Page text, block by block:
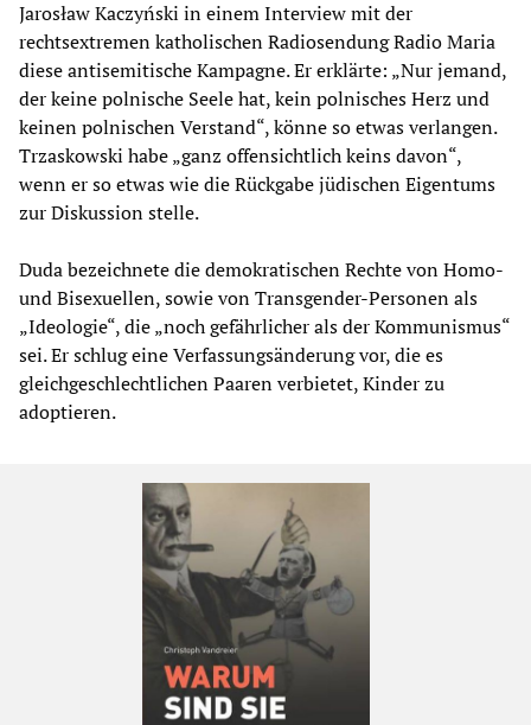
Jarosław Kaczyński in einem Interview mit der
rechtsextremen katholischen Radiosendung Radio Maria
diese antisemitische Kampagne. Er erklärte: „Nur jemand,
der keine polnische Seele hat, kein polnisches Herz und
keinen polnischen Verstand“, könne so etwas verlangen.
Trzaskowski habe „ganz offensichtlich keins davon“,
wenn er so etwas wie die Rückgabe jüdischen Eigentums
zur Diskussion stelle.
Duda bezeichnete die demokratischen Rechte von Homo-
und Bisexuellen, sowie von Transgender-Personen als
„Ideologie“, die „noch gefährlicher als der Kommunismus“
sei. Er schlug eine Verfassungsänderung vor, die es
gleichgeschlechtlichen Paaren verbietet, Kinder zu
adoptieren.